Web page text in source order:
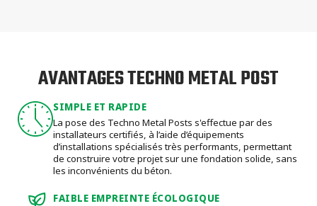
AVANTAGES TECHNO METAL POST
SIMPLE ET RAPIDE
La pose des Techno Metal Posts s'effectue par des
installateurs certifiés, à l’aide d’équipements
d’installations spécialisés très performants, permettant
de construire votre projet sur une fondation solide, sans
les inconvénients du béton.
FAIBLE EMPREINTE ÉCOLOGIQUE